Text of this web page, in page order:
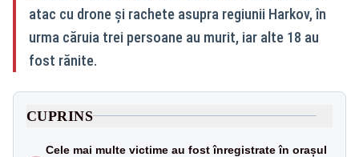
atac cu drone și rachete asupra regiunii Harkov, în
urma căruia trei persoane au murit, iar alte 18 au
fost rănite.
CUPRINS
Cele mai multe victime au fost înregistrate în orașul